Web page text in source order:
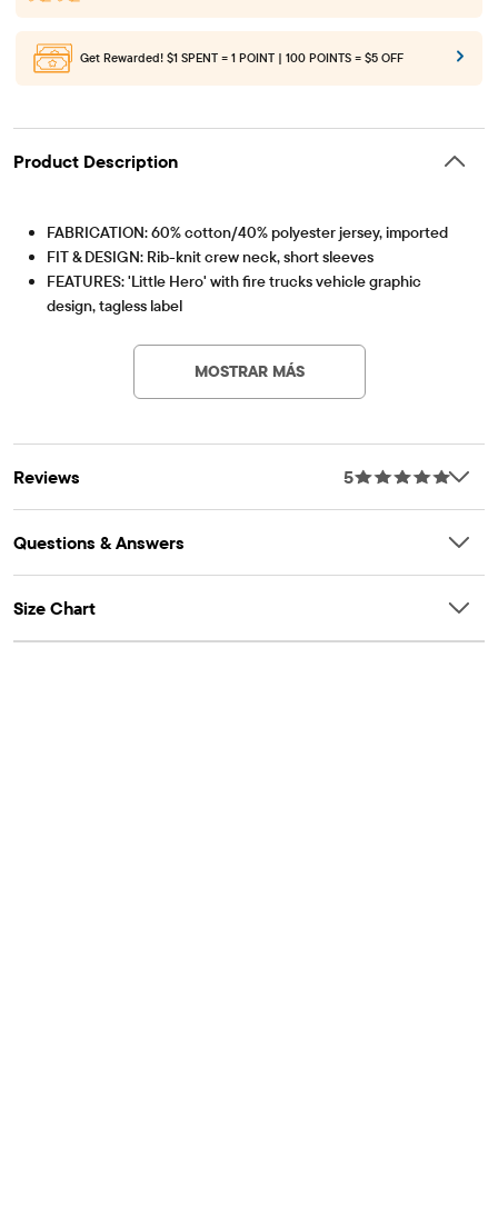
Get Rewarded! $1 SPENT = 1 POINT | 100 POINTS = $5 OFF
Product Description
FABRICATION: 60% cotton/40% polyester jersey, imported
FIT & DESIGN: Rib-knit crew neck, short sleeves
FEATURES: 'Little Hero' with fire trucks vehicle graphic
design, tagless label
MOSTRAR MÁS
Reviews 5
Questions & Answers
Size Chart